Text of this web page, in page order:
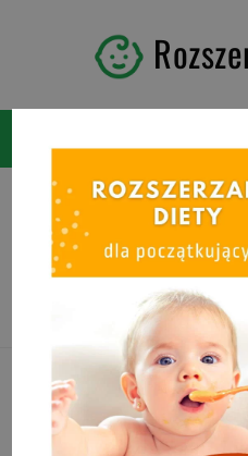
Tag: